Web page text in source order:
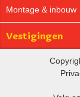
Montage & inbouw
Vestigingen